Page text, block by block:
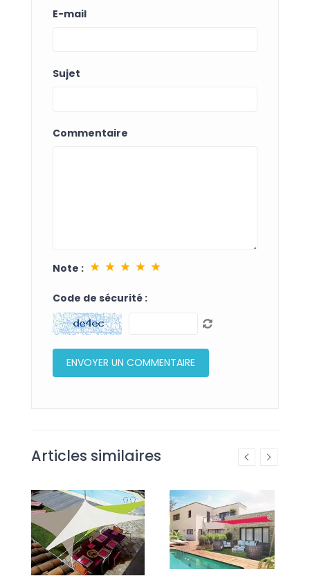
E-mail
Sujet
Commentaire
Note : ★ ★ ★ ★ ★
Code de sécurité :
Articles similaires